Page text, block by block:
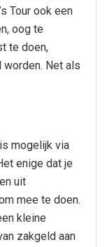
Tour ook een
oog te
te doen,
worden. Net als
mogelijk via
enige dat je
uit
mee te doen.
kleine
zakgeld aan